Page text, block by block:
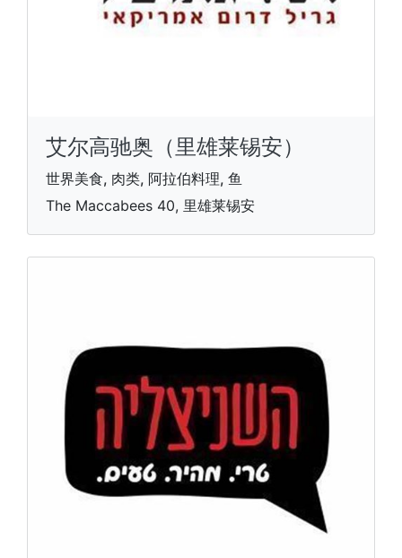
艾尔高驰奥（里雄莱锡安）
世界美食, 肉类, 阿拉伯料理, 鱼
The Maccabees 40, 里雄莱锡安